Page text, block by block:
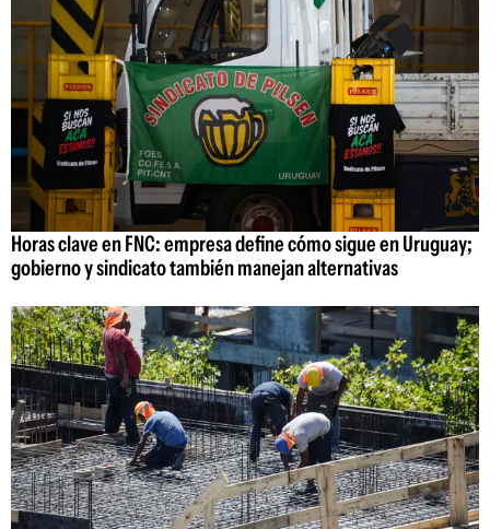
Horas clave en FNC: empresa define cómo sigue en Uruguay;
gobierno y sindicato también manejan alternativas